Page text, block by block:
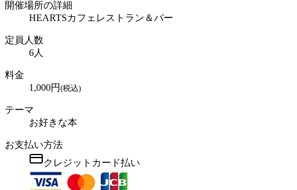
開催場所の詳細
HEARTSカフェレストラン＆バー
定員人数
6人
料金
1,000円 (税込)
テーマ
お好きな本
お支払い方法
クレジットカード払い